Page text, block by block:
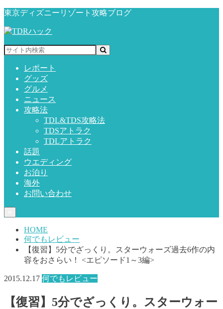
東京ディズニーリゾート攻略ブログ
レポート
グッズ
グルメ
ニュース
攻略法
TDL&TDS攻略法
TDSアトラク
TDLアトラク
話題
ウエディング
お泊り
海外
お問い合わせ
HOME
何でもレビュー
【復習】5分でざっくり。スターウォーズ過去6作の内
容をおさらい！ <エピソード1～3編>
2015.12.17 何でもレビュー
【復習】5分でざっくり。スターウォー